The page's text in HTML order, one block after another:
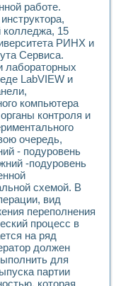
INSTRUMENTS для
стенда для
диагностики
свойств
и развития
томограф на
процессов получения
зрения для контроля
переходных процессов
обучающих
путем
и защиты ускорителя
процессом
среды специальной
с
INSTRUMENTS
термотрансферной
работе.
колледжа, 15
РИНХ и
Сервиса.
лабораторных
LabVIEW и
компьютера
контроля и
очередь,
- подуровень
-подуровень
схемой. В
вид
переполнения
процесс в
на ряд
должен
для
партии